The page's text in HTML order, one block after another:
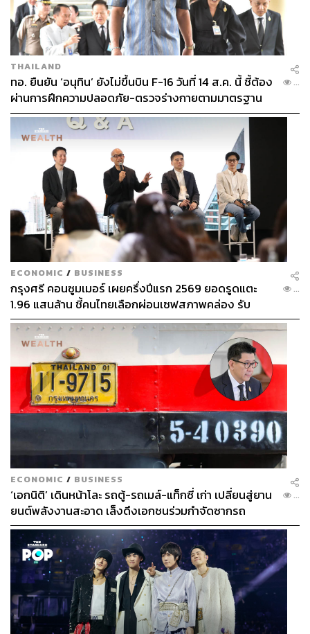
และข้อสังเกตสำคัญที่ส่วนตัวผู้เขียนคิดว่าเป็น ‘แผลใหญ่’
ของเรื่อง นั้นคือพาร์ตความสัมพันธ์และปมปัญหาของตัว
ละครที่ถูกเล่าอย่างรวบรัดเกินไป ไม่ว่าจะเป็นความผูกพัน
ของ 3 ตัวละครหลักอย่าง วายุ เวฬา และบุษบา หรือจะเป็นปม
ปัญหาที่เกิดขึ้นระหว่างราชาพาลี สุครีพ และองค์ราม ที่
ภาพยนตร์เลือกจะนำเสนอความสัมพันธ์และปมปัญหาของ
ตัวละครเหล่านี้ผ่านฉากย้อนอดีตและบทสนทนาสั้นๆ เท่านั้น
แต่ภาพยนตร์ก็ไม่ได้พาเราเข้าไปสำรวจความสัมพันธ์ของ
พวกเขามากไปกว่านั้น มันจึงส่งผลให้เรา ‘เข้าใจ’ ความ
สัมพันธ์ของตัวละครที่ภาพยนตร์นำเสนอ แต่ไม่สามารถ
ชักชวนให้เรา ‘รู้สึก’ หรือมีอารมณ์ร่วมไปกับเหตุการณ์ที่ตัว
ละครกำลังเผชิญเท่าไรนัก
ในภาพรวมแล้วสำหรับผู้เขียนนักรบมนตรา : ตำนานแปด
ดวงจันทร์เป็นภาพยนตร์แอนิเมชันฝีมือคนไทยที่มาพร้อมกับ
งานภาพสุดตื่นตาสมการรอคอย ทั้งการผสมผสานความเป็น
ไซไฟอวกาศและแฟนตาซีเข้าด้วยกันอย่างลงตัว ฉากแอ็กชัน
เดือดๆ ที่ถูกใส่เข้ามาแบบไม่มีกั๊ก และมีประเด็นของเรื่องที่
ชวนให้เราร่วมกันขบคิด
THAILAND
ทอ. ยืนยัน ‘อนุทิน’ ยังไม่ขึ้นบิน F-16 วันที่ 14 ส.ค. นี้ ชี้ต้อง
ผ่านการฝึกความปลอดภัย-ตรวจร่างกายตามมาตรฐาน
ก่อน
...
ECONOMIC / BUSINESS
กรุงศรี คอนซูมเมอร์ เผยครึ่งปีแรก 2569 ยอดรูดแตะ
1.96 แสนล้าน ชี้คนไทยเลือกผ่อนเซฟสภาพคล่อง รับ
เศรษฐกิจผันผวนฉุดผลประกอบการพลาดเป้า
...
ECONOMIC / BUSINESS
‘เอกนิติ’ เดินหน้าโละ รถตู้-รถเมล์-แท็กซี่ เก่า เปลี่ยนสู่ยาน
ยนต์พลังงานสะอาด เล็งดึงเอกชนร่วมกำจัดซากรถ
...